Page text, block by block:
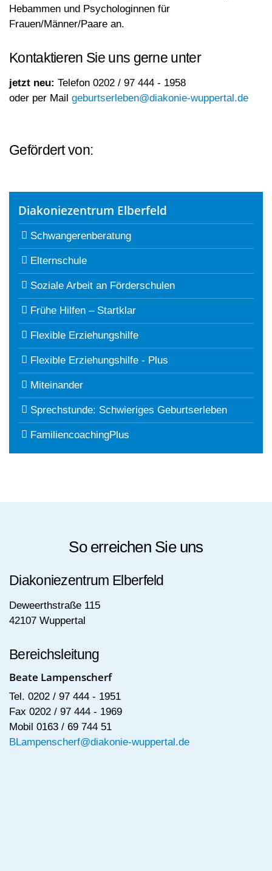
Hebammen und Psychologinnen für
Frauen/Männer/Paare an.
Kontaktieren Sie uns gerne unter
jetzt neu: Telefon 0202 / 97 444 - 1958
oder per Mail geburtserleben@diakonie-wuppertal.de
Gefördert von:
Diakoniezentrum Elberfeld
Schwangerenberatung
Elternschule
Soziale Arbeit an Förderschulen
Frühe Hilfen – Startklar
Flexible Erziehungshilfe
Flexible Erziehungshilfe - Plus
Miteinander
Sprechstunde: Schwieriges Geburtserleben
FamiliencoachingPlus
So erreichen Sie uns
Diakoniezentrum Elberfeld
Deweerthstraße 115
42107 Wuppertal
Bereichsleitung
Beate Lampenscherf
Tel. 0202 / 97 444 - 1951
Fax 0202 / 97 444 - 1969
Mobil 0163 / 69 744 51
BLampenscherf@diakonie-wuppertal.de